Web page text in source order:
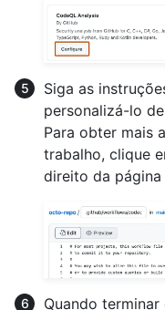
Siga as
personalizá-lo
Para obter mais
trabalho, clique
direito da
Quando